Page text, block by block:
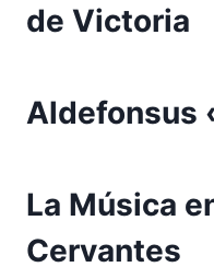
de Victoria
Aldefonsus
La Música
Cervantes